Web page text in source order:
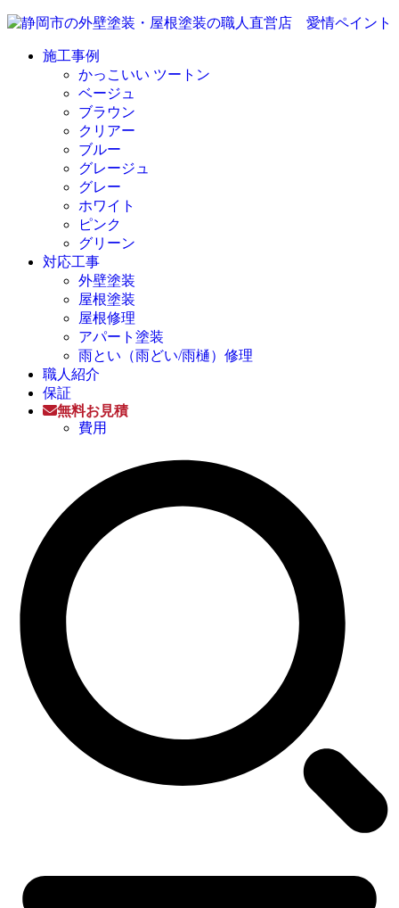
施工事例
かっこいい ツートン
ベージュ
ブラウン
クリアー
ブルー
グレージュ
グレー
ホワイト
ピンク
グリーン
対応工事
外壁塗装
屋根塗装
屋根修理
アパート塗装
雨とい（雨どい/雨樋）修理
職人紹介
保証
無料お見積
費用